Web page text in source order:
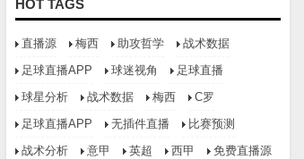
HOT TAGS
直播源 梅西 助攻哲学
战术数据
足球直播APP
球迷视角
足球直播
球星分析
战术数据 梅西
C罗
足球直播APP
无插件直播
比赛预测
战术分析
意甲 英超 西甲 免费直播源